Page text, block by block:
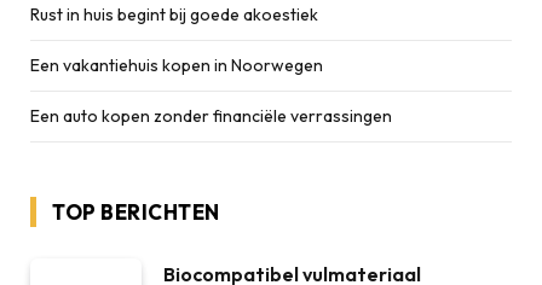
Rust in huis begint bij goede akoestiek
Een vakantiehuis kopen in Noorwegen
Een auto kopen zonder financiële verrassingen
TOP BERICHTEN
Biocompatibel vulmateriaal